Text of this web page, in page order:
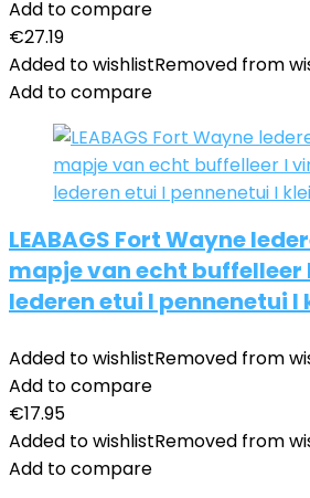
Add to compare
€27.19
Added to wishlistRemoved from
Add to compare
LEABAGS Fort Wayne
mapje van echt buffelleer
lederen etui I pennenetui I
Added to wishlistRemoved from
Add to compare
€17.95
Added to wishlistRemoved from
Add to compare